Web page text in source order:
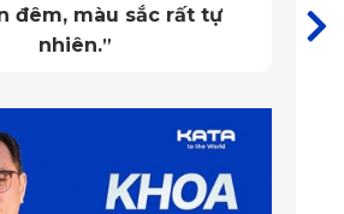
đêm, màu sắc rất tự
nhiên.”